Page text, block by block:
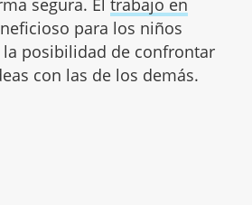
para los niños
posibilidad de confrontar
con las de los demás.